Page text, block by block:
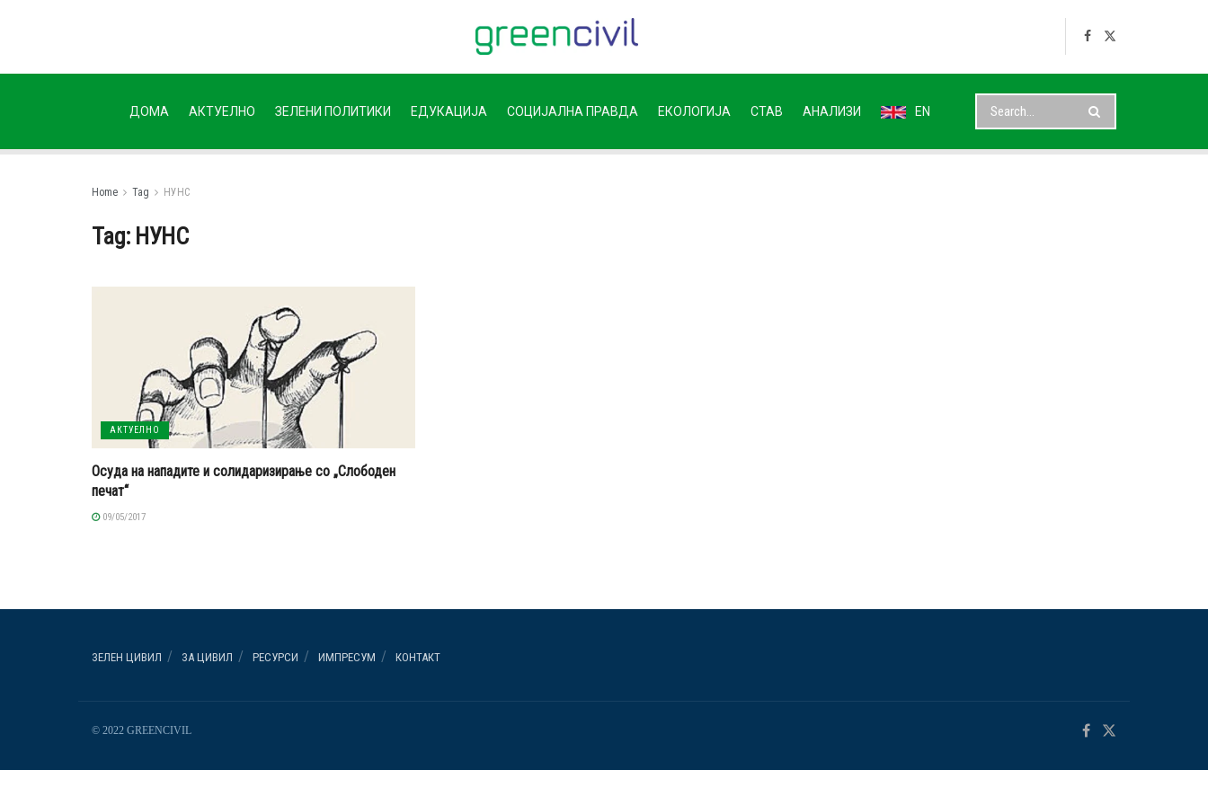
ДОМА АКТУЕЛНО ЗЕЛЕНИ ПОЛИТИКИ ЕДУКАЦИЈА СОЦИЈАЛНА ПРАВДА ЕКОЛОГИЈА СТАВ АНАЛИЗИ EN
Home Tag НУНС
Tag: НУНС
АКТУЕЛНО
Осуда на нападите и солидаризирање со „Слободен
печат“
09/05/2017
ЗЕЛЕН ЦИВИЛ ЗА ЦИВИЛ РЕСУРСИ ИМПРЕСУМ КОНТАКТ
© 2022 GREENCIVIL